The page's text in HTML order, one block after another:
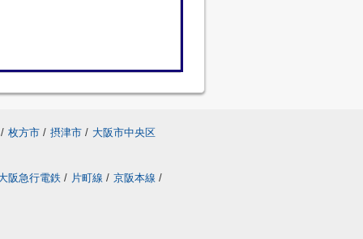
/ 枚方市 / 摂津市 / 大阪市中央区
阪急行電鉄 / 片町線 / 京阪本線 /